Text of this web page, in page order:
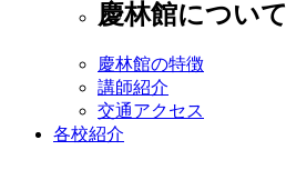
慶林館について
慶林館の特徴
講師紹介
交通アクセス
各校紹介